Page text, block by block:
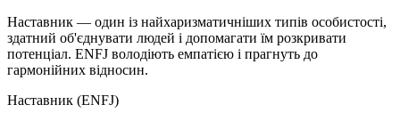
Наставник — один із найхаризматичніших типів особистості,
здатний об'єднувати людей і допомагати їм розкривати
потенціал. ENFJ володіють емпатією і прагнуть до
гармонійних відносин.
Наставник (ENFJ)